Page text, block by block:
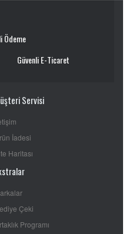
Ödeme
Güvenli E-Ticaret
Servisi
İadesi
Haritası
Çeki
Programı